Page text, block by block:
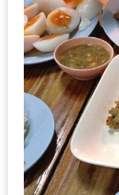
ที่
ต้อง
ห้าม
พลาด
สำหรับ
ฤดู
หนาว